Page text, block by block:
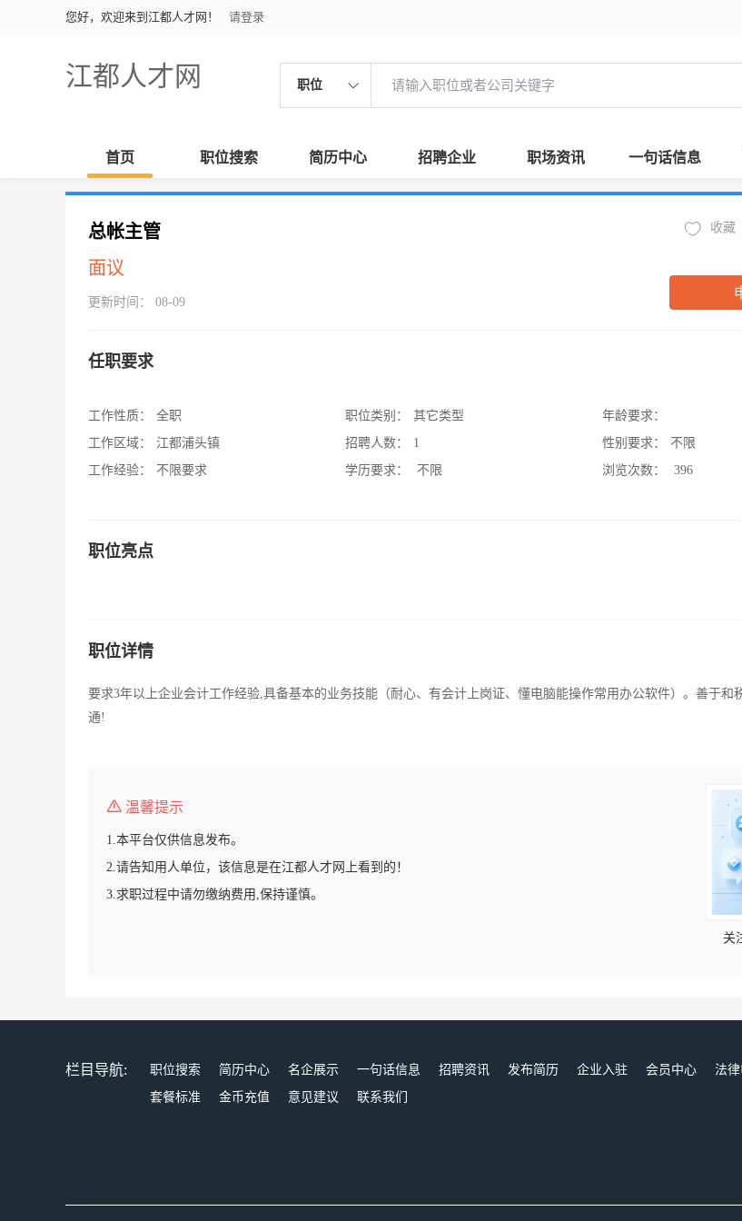
您好，欢迎来到江都人才网！ 请登录
江都人才网 职位
首页 职位搜索 简历中心 招聘企业 职场资讯 一句话信息
总帐主管
面议
更新时间： 08-09
收藏
任职要求
工作性质：
全职
工作区域：
江都浦头镇
工作经验：
不限要求
职位类别：
其它类型
招聘人数：
1
学历要求：
不限
年龄要求：
性别要求：
不限
浏览次数：
396
职位亮点
职位详情
要求3年以上企业会计工作经验,具备基本的业务技能（耐心、有会计上岗证、懂电脑能操作常用办公软件）。善于和
通!
温馨提示
1.本平台仅供信息发布。
2.请告知用人单位，该信息是在江都人才网上看到的！
3.求职过程中请勿缴纳费用,保持谨慎。
关
栏目导航: 职位搜索 简历中心 名企展示 一句话信息 招聘资讯 发布简历 企业入驻 会员中心
法
套餐标准
金币充值 意见建议 联系我们